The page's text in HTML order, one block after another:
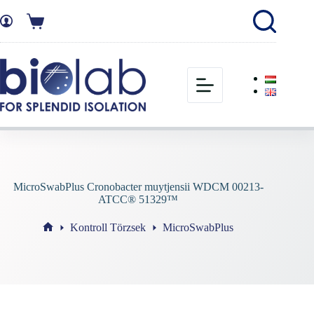
MicroSwabPlus Cronobacter muytjensii WDCM 00213-
ATCC® 51329™
Kontroll Törzsek MicroSwabPlus